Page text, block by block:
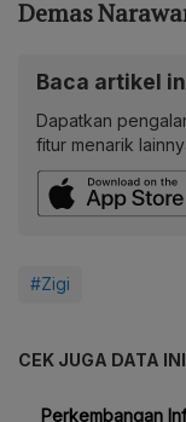
Demas
Baca artikel
Dapatkan
fitur menarik
#Zigi
CEK JUGA DATA INI